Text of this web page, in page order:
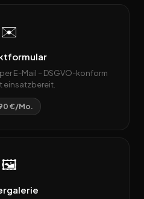
✉️
E-Mail – DSGVO-konform
einsatzbereit.
€/Mo.
🖼️